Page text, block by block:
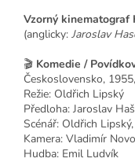
Vzorný kinematograf
(anglicky: Jaroslav
🎬 Komedie /
Československo,
Režie: Oldřich Lipský
Předloha: Jaroslav
Scénář: Oldřich
Kamera: Vladimír
Hudba: Emil Ludvík